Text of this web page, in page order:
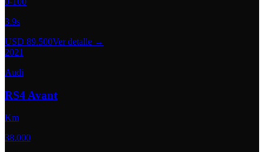
3.9s
USD 89.500Ver detalle →
2021
Audi
RS4 Avant
Km
38.000